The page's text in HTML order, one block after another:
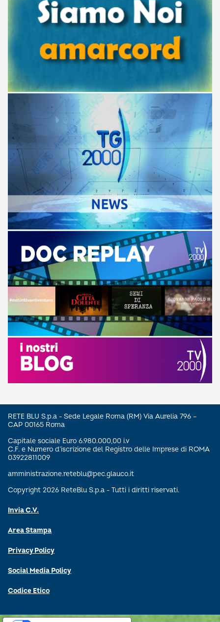
RETE BLU S.p.a - Sede Legale Roma (RM) Via Aurelia 796 –
CAP 00165 Roma
Capitale sociale Euro 6.980.000,00 i.v
C.F. e Numero d’iscrizione del Registro delle Imprese di ROMA
03922811009
amministrazione.reteblu@pec.glauco.it
Copyright 2026 ReteBlu S.p.a - Tutti i diritti riservati.
Invia C.V.
Area Stampa
Privacy Policy
Social Media Policy
Codice Etico